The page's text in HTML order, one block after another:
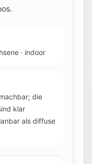
· indoor
die
klar
als diffuse